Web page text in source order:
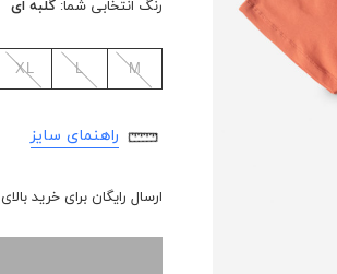
رنگ انتخابی شما: گلبه ای
M
L
XL
راهنمای سایز
ارسال رایگان برای خرید بالای 5,000,000 تومان